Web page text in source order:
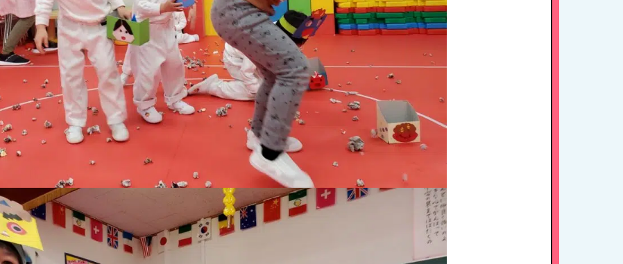
入園案内
アクセス
お問い合わせ
病児保育について